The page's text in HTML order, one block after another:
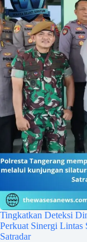
Tingkatkan Deteksi
Perkuat Sinergi Lintas
Satradar